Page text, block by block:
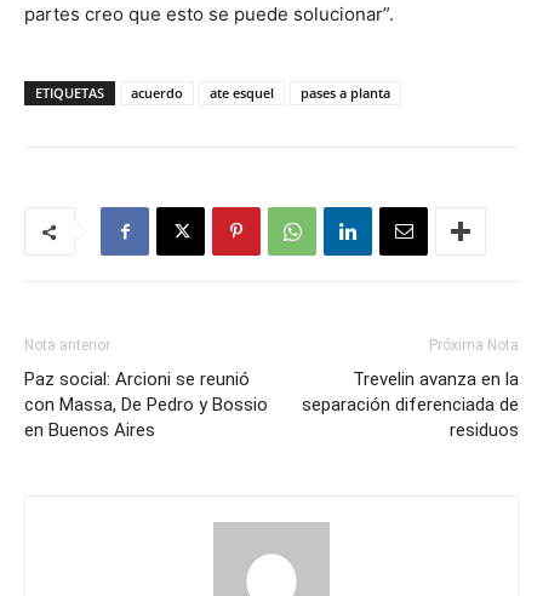
partes creo que esto se puede solucionar”.
ETIQUETAS acuerdo ate esquel pases a planta
Nota anterior
Paz social: Arcioni se reunió
con Massa, De Pedro y Bossio
en Buenos Aires
Próxima Nota
Trevelin avanza en la
separación diferenciada de
residuos